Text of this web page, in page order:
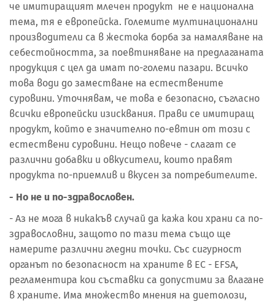
че имитиращият млечен продукт не е национална
тема, тя е европейска. Големите мултинационални
производители са в жестока борба за намаляване на
себестойността, за поевтиняване на предлаганата
продукция с цел да имат по-големи пазари. Всичко
това води до заместване на естествените
суровини. Уточнявам, че това е безопасно, съгласно
всички европейски изисквания. Прави се имитиращ
продукт, който е значително по-евтин от този с
естествени суровини. Нещо повече - слагат се
различни добавки и овкусители, които правят
продукта по-приемлив и вкусен за потребителите.
- Но не и по-здравословен.
- Аз не мога в никакъв случай да кажа кои храни са по-
здравословни, защото по тази тема също ще
намерите различни гледни точки. Със сигурност
органът по безопасност на храните в ЕС - EFSA,
регламентира кои съставки са допустими за влагане
в храните. Има множество мнения на диетолози,